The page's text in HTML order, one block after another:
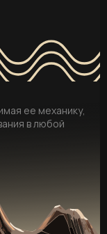
ее механику,
в любой